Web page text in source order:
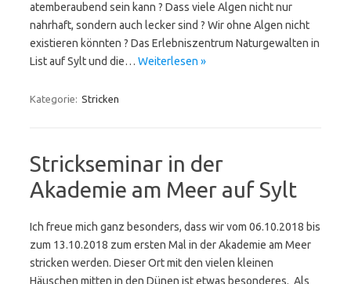
atemberaubend sein kann ? Dass viele Algen nicht nur
nahrhaft, sondern auch lecker sind ? Wir ohne Algen nicht
existieren könnten ? Das Erlebniszentrum Naturgewalten in
List auf Sylt und die… Weiterlesen »
Kategorie: Stricken
Strickseminar in der
Akademie am Meer auf Sylt
Ich freue mich ganz besonders, dass wir vom 06.10.2018 bis
zum 13.10.2018 zum ersten Mal in der Akademie am Meer
stricken werden. Dieser Ort mit den vielen kleinen
Häuschen mitten in den Dünen ist etwas besonderes. Als